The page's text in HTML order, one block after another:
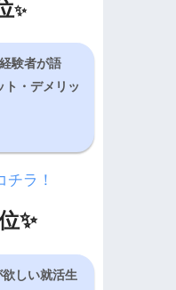
✨
験者が語
ト・デメリッ
ラ！
✨
しい就活生